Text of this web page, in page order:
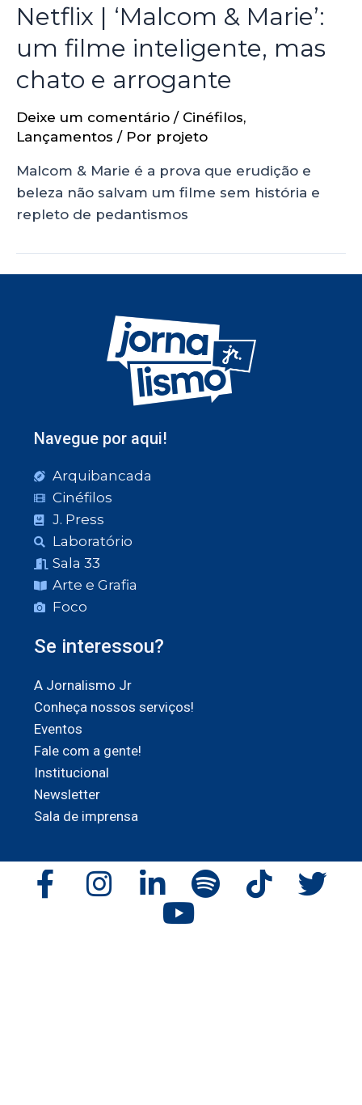
Netflix | ‘Malcom & Marie’:
um filme inteligente, mas
chato e arrogante
Deixe um comentário / Cinéfilos,
Lançamentos / Por projeto
Malcom & Marie é a prova que erudição e
beleza não salvam um filme sem história e
repleto de pedantismos
Navegue por aqui!
Arquibancada
Cinéfilos
J. Press
Laboratório
Sala 33
Arte e Grafia
Foco
Se interessou?
A Jornalismo Jr
Conheça nossos serviços!
Eventos
Fale com a gente!
Institucional
Newsletter
Sala de imprensa